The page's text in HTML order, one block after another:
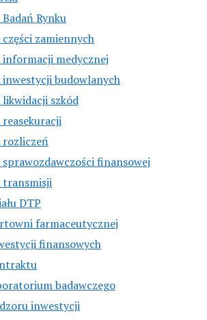
Rynku
zamiennych
medycznej
budowlanych
szkód
rozliczeń
finansowej
transmisji
DTP
farmaceutycznej
finansowych
badawczego
inwestycji